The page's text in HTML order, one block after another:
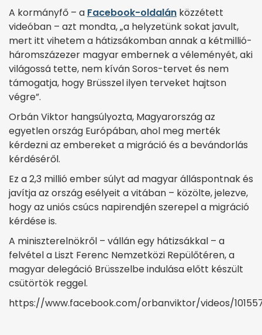
A kormányfő – a Facebook-oldalán közzétett
videóban – azt mondta, „a helyzetünk sokat javult,
mert itt vihetem a hátizsákomban annak a kétmillió-
háromszázezer magyar embernek a véleményét, aki
világossá tette, nem kíván Soros-tervet és nem
támogatja, hogy Brüsszel ilyen terveket hajtson
végre”.
Orbán Viktor hangsúlyozta, Magyarország az
egyetlen ország Európában, ahol meg merték
kérdezni az embereket a migráció és a bevándorlás
kérdéséről.
Ez a 2,3 millió ember súlyt ad magyar álláspontnak és
javítja az ország esélyeit a vitában – közölte, jelezve,
hogy az uniós csúcs napirendjén szerepel a migráció
kérdése is.
A miniszterelnökről – vállán egy hátizsákkal – a
felvétel a Liszt Ferenc Nemzetközi Repülőtéren, a
magyar delegáció Brüsszelbe indulása előtt készült
csütörtök reggel.
https://www.facebook.com/orbanviktor/videos/